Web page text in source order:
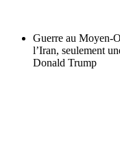
Guerre au Moyen-
l’Iran, seulement
Donald Trump